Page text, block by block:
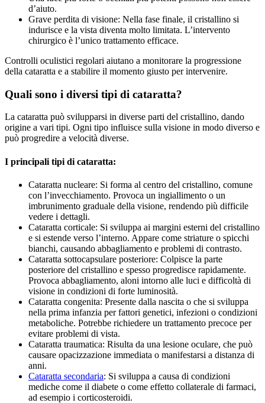
d’aiuto.
Grave perdita di visione: Nella fase finale, il cristallino si
indurisce e la vista diventa molto limitata. L’intervento
chirurgico è l’unico trattamento efficace.
Controlli oculistici regolari aiutano a monitorare la progressione
della cataratta e a stabilire il momento giusto per intervenire.
Quali sono i diversi tipi di cataratta?
La cataratta può svilupparsi in diverse parti del cristallino, dando
origine a vari tipi. Ogni tipo influisce sulla visione in modo diverso e
può progredire a velocità diverse.
I principali tipi di cataratta:
Cataratta nucleare: Si forma al centro del cristallino, comune
con l’invecchiamento. Provoca un ingiallimento o un
imbrunimento graduale della visione, rendendo più difficile
vedere i dettagli.
Cataratta corticale: Si sviluppa ai margini esterni del cristallino
e si estende verso l’interno. Appare come striature o spicchi
bianchi, causando abbagliamento e problemi di contrasto.
Cataratta sottocapsulare posteriore: Colpisce la parte
posteriore del cristallino e spesso progredisce rapidamente.
Provoca abbagliamento, aloni intorno alle luci e difficoltà di
visione in condizioni di forte luminosità.
Cataratta congenita: Presente dalla nascita o che si sviluppa
nella prima infanzia per fattori genetici, infezioni o condizioni
metaboliche. Potrebbe richiedere un trattamento precoce per
evitare problemi di vista.
Cataratta traumatica: Risulta da una lesione oculare, che può
causare opacizzazione immediata o manifestarsi a distanza di
anni.
Cataratta secondaria: Si sviluppa a causa di condizioni
mediche come il diabete o come effetto collaterale di farmaci,
ad esempio i corticosteroidi.